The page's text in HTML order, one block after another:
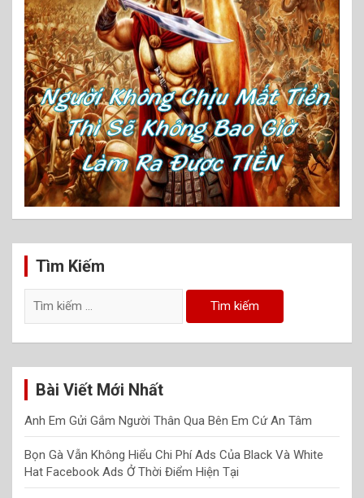
Tìm Kiếm
kiếm
Bài Viết Mới Nhất
Anh Em Gửi Gắm Người Thân Qua Bên Em Cứ An Tâm
Bọn Gà Vẫn Không Hiểu Chi Phí Ads Của Black Và White
Hat Facebook Ads Ở Thời Điểm Hiện Tại